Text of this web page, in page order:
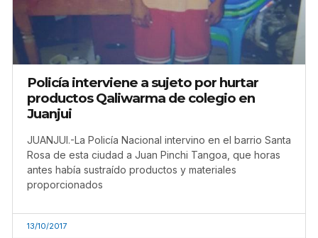
Policía interviene a sujeto por hurtar
productos Qaliwarma de colegio en
Juanjui
JUANJUI.-La Policía Nacional intervino en el barrio Santa
Rosa de esta ciudad a Juan Pinchi Tangoa, que horas
antes había sustraído productos y materiales
proporcionados
13/10/2017